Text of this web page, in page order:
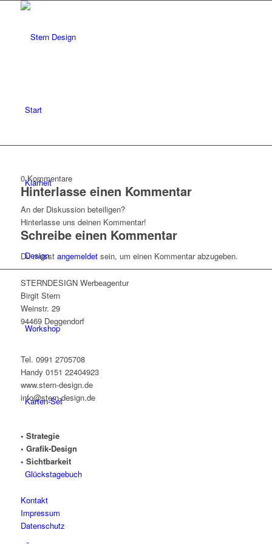
Start
Klarheit
Design
Workshop
Karten-Set
Glückstagebuch
0 Kommentare
Hinterlasse einen Kommentar
An der Diskussion beteiligen?
Hinterlasse uns deinen Kommentar!
Schreibe einen Kommentar
Du musst angemeldetsein, um einen Kommentar abzugeben.
STERNDESIGN Werbeagentur
Birgit Stern
Weinstr. 29
94469 Deggendorf
Tel. 0991 2705708
Handy 0151 22404923
www.stern-design.de
info@stern-design.de
• Strategie
• Grafik-Design
• Sichtbarkeit
Kontakt
Impressum
Datenschutz